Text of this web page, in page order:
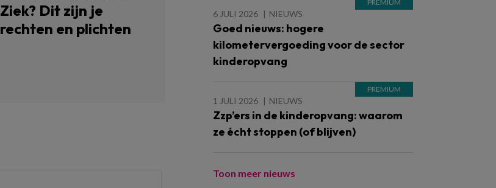
Ziek? Dit zijn je
rechten en plichten
6 JULI 2026 NIEUWS
Goed nieuws: hogere
kilometervergoeding voor de sector
kinderopvang
1 JULI 2026 NIEUWS
Zzp’ers in de kinderopvang: waarom
ze écht stoppen (of blijven)
Toon meer nieuws